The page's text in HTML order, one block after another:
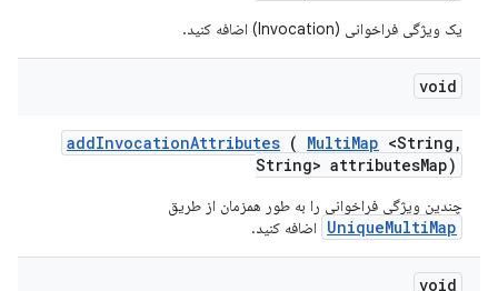
یک ویژگی فراخوانی (Invocation) اضافه کنید.
void
addInvocationAttributes ( MultiMap <String ,
String> attributesMap)
چندین ویژگی فراخوانی را به طور همزمان از طریق
UniqueMultiMap اضافه کنید.
void